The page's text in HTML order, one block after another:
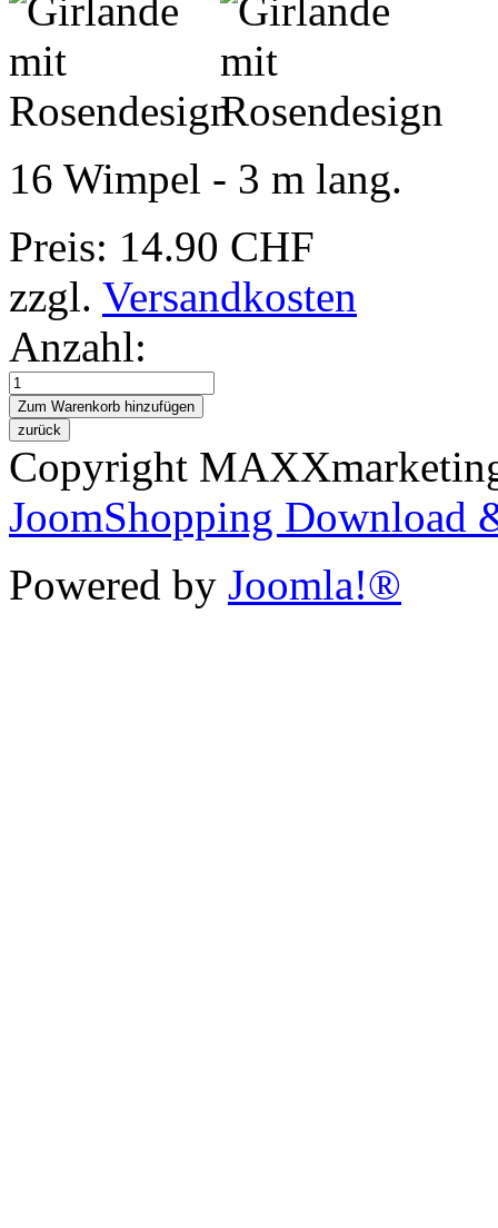
16 Wimpel - 3 m lang.
Preis: 14.90 CHF
zzgl. Versandkosten
Anzahl:
Copyright
JoomShopping Download
Powered by Joomla!®